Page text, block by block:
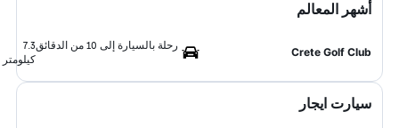
أشهر المعالم
Crete Golf Club
رحلة بالسيارة إلى 10 من الدقائق
7.3
كيلومتر
سيارت ايجار